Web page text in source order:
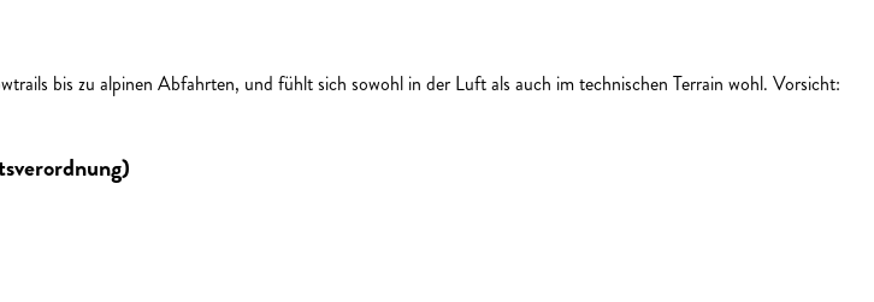
bis zu alpinen Abfahrten, und fühlt sich sowohl in der Luft als auch im technischen Terrain wohl. Vorsicht: